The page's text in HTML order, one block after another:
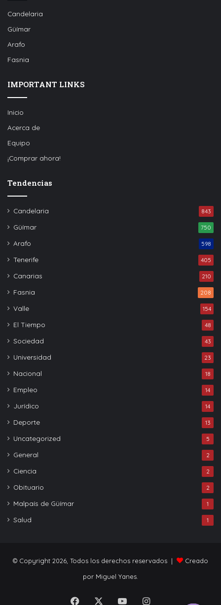
Candelaria
Güímar
Arafo
Fasnia
IMPORTANT LINKS
Inicio
Acerca de
Equipo
¡Comprar ahora!
Tendencias
Candelaria 843
Güímar 750
Arafo 598
Tenerife 405
Canarias 210
Fasnia 208
Valle 154
El Tiempo 48
Sociedad 43
Universidad 23
Nacional 18
Empleo 14
Jurídico 14
Deporte 13
Uncategorized 5
General 2
Ciencia 2
Obituario 2
Malpaís de Güímar 1
Salud 1
© Copyright 2026, Todos los derechos reservados |
Creado
por Miguel Yanes.
Facebook YouTubeInstagram